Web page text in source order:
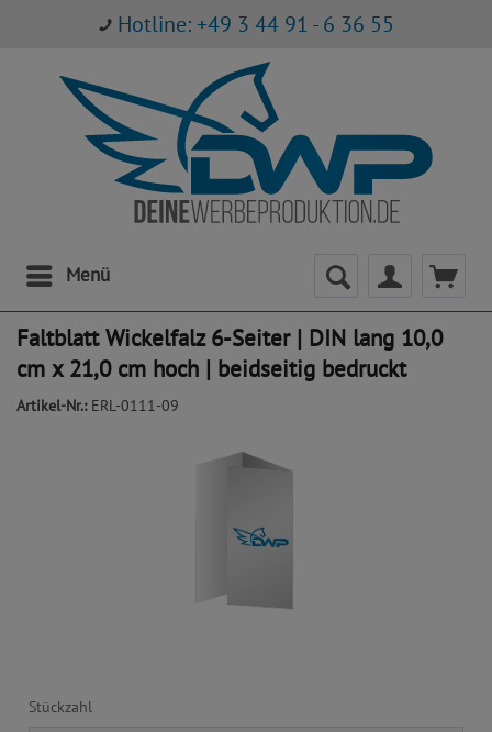
Hotline: +49 3 44 91 - 6 36 55
Menü
Faltblatt Wickelfalz 6-Seiter | DIN lang 10,0
cm x 21,0 cm hoch | beidseitig bedruckt
Artikel-Nr.: ERL-0111-09
Stückzahl